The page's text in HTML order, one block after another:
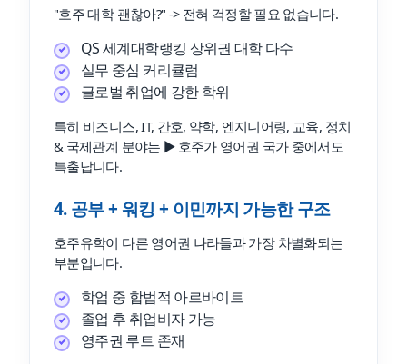
"호주 대학 괜찮아?" -> 전혀 걱정할 필요 없습니다.
QS 세계대학랭킹 상위권 대학 다수
실무 중심 커리큘럼
글로벌 취업에 강한 학위
특히 비즈니스, IT, 간호, 약학, 엔지니어링, 교육, 정치
& 국제관계 분야는 ▶ 호주가 영어권 국가 중에서도
특출납니다.
4. 공부 + 워킹 + 이민까지 가능한 구조
호주유학이 다른 영어권 나라들과 가장 차별화되는
부분입니다.
학업 중 합법적 아르바이트
졸업 후 취업비자 가능
영주권 루트 존재